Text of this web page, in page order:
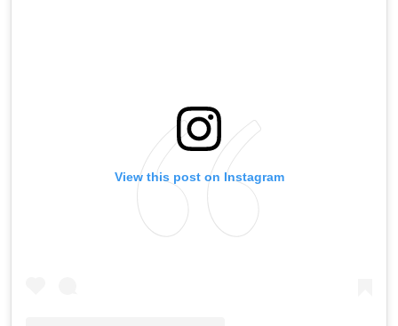
View this post on Instagram